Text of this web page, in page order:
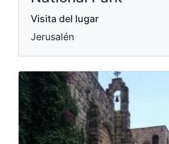
Visita del lugar
Jerusalén